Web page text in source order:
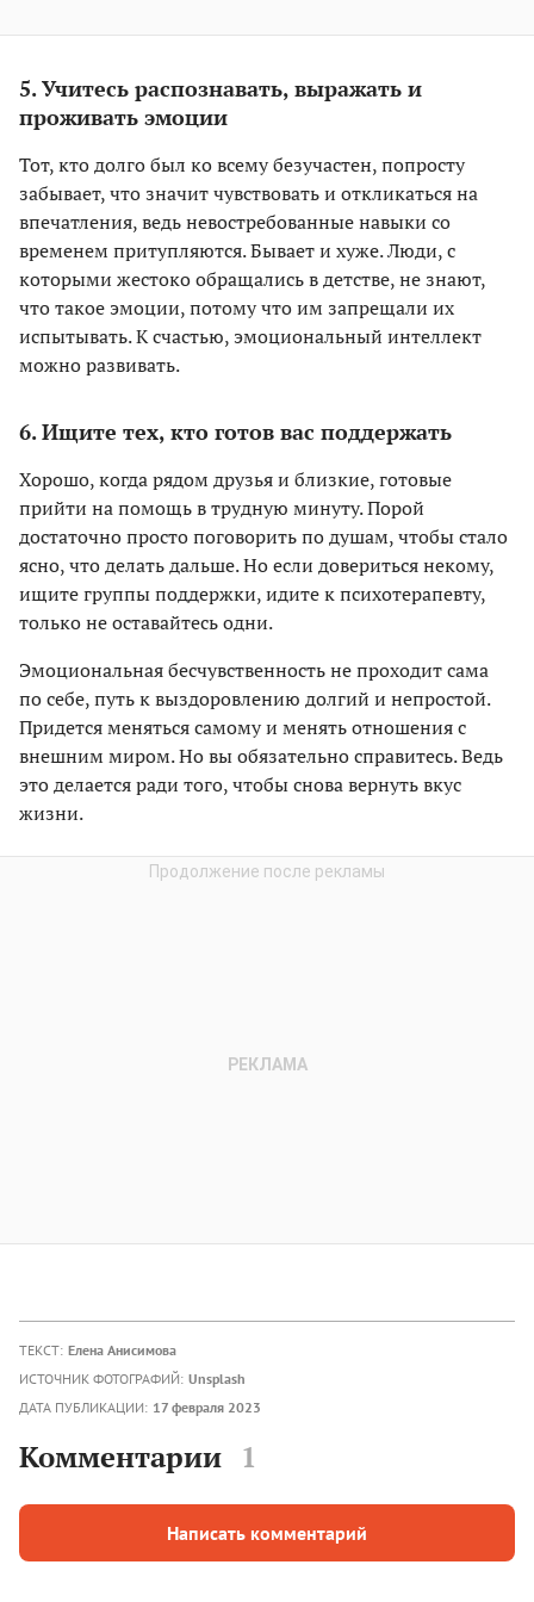
5. Учитесь распознавать, выражать и
проживать эмоции
Тот, кто долго был ко всему безучастен, попросту
забывает, что значит чувствовать и откликаться на
впечатления, ведь невостребованные навыки со
временем притупляются. Бывает и хуже. Люди, с
которыми жестоко обращались в детстве, не знают,
что такое эмоции, потому что им запрещали их
испытывать. К счастью, эмоциональный интеллект
можно развивать.
6. Ищите тех, кто готов вас поддержать
Хорошо, когда рядом друзья и близкие, готовые
прийти на помощь в трудную минуту. Порой
достаточно просто поговорить по душам, чтобы стало
ясно, что делать дальше. Но если довериться некому,
ищите группы поддержки, идите к психотерапевту,
только не оставайтесь одни.
Эмоциональная бесчувственность не проходит сама
по себе, путь к выздоровлению долгий и непростой.
Придется меняться самому и менять отношения с
внешним миром. Но вы обязательно справитесь. Ведь
это делается ради того, чтобы снова вернуть вкус
жизни.
ТЕКСТ: Елена Анисимова
ИСТОЧНИК ФОТОГРАФИЙ: Unsplash
ДАТА ПУБЛИКАЦИИ: 17 февраля 2023
Комментарии 1
Написать комментарий